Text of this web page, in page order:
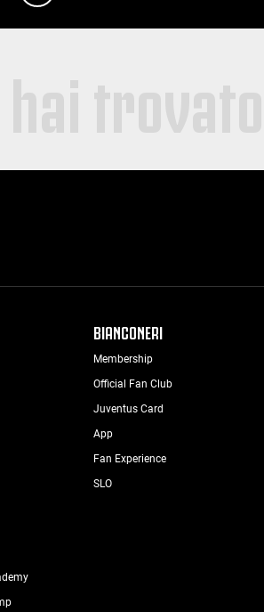
BIANCONERI
Membership
Official Fan Club
Juventus Card
App
Fan Experience
SLO